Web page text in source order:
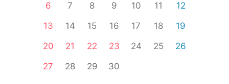
6
7 8 9 10 11
12
13
14 15 16 17 18
19
20
21 22 23 24 25
26
27
28 29 30